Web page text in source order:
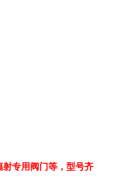
专用阀门等，型号齐